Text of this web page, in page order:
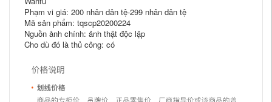
Phạm vi giá: 200 nhân dân tệ-299 nhân dân tệ
Mã sản phẩm: tqscp20200224
Nguồn ảnh chính: ảnh thật độc lập
Cho dù đó là thủ công: có